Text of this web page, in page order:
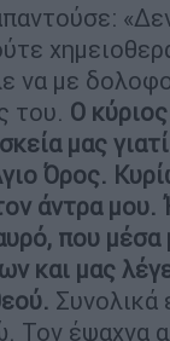
να με
του. Ο
μας
Όρος.
άντρα μου.
που μέσα
και μας
Συνολικά
Τον έψαχνα